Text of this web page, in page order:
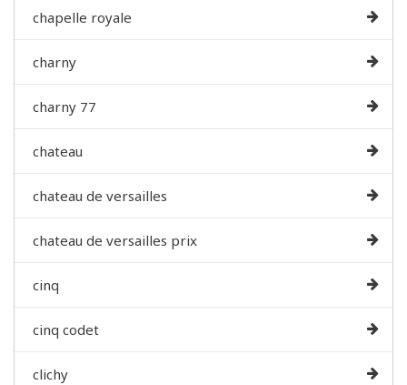
chapelle royale
charny
charny 77
chateau
chateau de versailles
chateau de versailles prix
cinq
cinq codet
clichy